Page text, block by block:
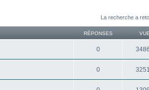
La recherche a
RÉPONSES
0
0